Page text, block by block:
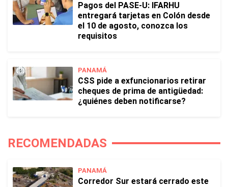
Pagos del PASE-U: IFARHU
entregará tarjetas en Colón desde
el 10 de agosto, conozca los
requisitos
PANAMÁ
CSS pide a exfuncionarios retirar
cheques de prima de antigüedad:
¿quiénes deben notificarse?
RECOMENDADAS
PANAMÁ
Corredor Sur estará cerrado este